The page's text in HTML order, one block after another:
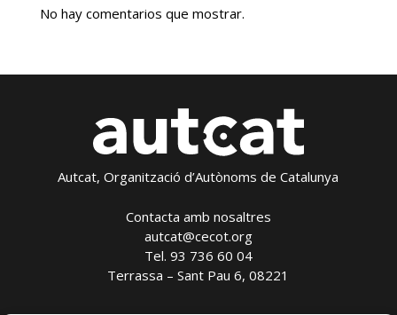
No hay comentarios que mostrar.
Autcat, Organització d’Autònoms de Catalunya
Contacta amb nosaltres
autcat@cecot.org
Tel. 93 736 60 04
Terrassa – Sant Pau 6, 08221